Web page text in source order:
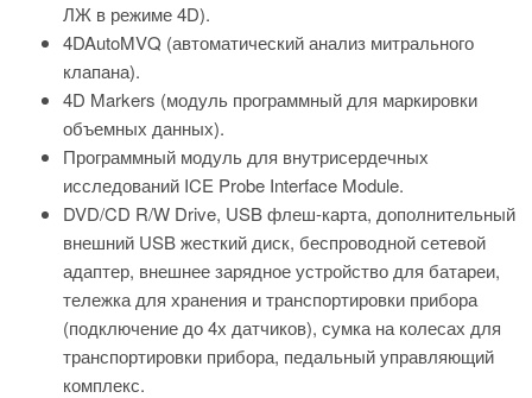
ЛЖ в режиме 4D).
4DAutoMVQ (автоматический анализ митрального
клапана).
4D Markers (модуль программный для маркировки
объемных данных).
Программный модуль для внутрисердечных
исследований ICE Probe Interface Module.
DVD/CD R/W Drive, USB флеш-­карта, дополнительный
внешний USB жесткий диск, беспроводной сетевой
адаптер, внешнее зарядное устройство для батареи,
тележка для хранения и транспортировки прибора
(подключение до 4­х датчиков), сумка на колесах для
транспортировки прибора, педальный управляющий
комплекс.